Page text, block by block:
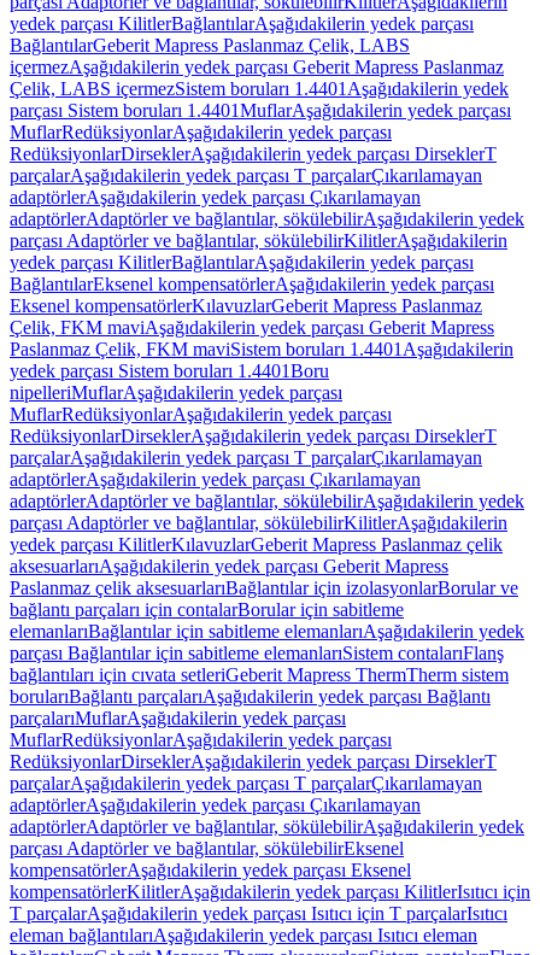
yedek parçası KilitlerBağlantılarAşağıdakilerin yedek parçası
BağlantılarGeberit Mapress Paslanmaz Çelik, LABS
içermezAşağıdakilerin yedek parçası Geberit Mapress Paslanmaz
Çelik, LABS içermezSistem boruları 1.4401 Aşağıdakilerin yedek
parçası Sistem boruları 1.4401MuflarAşağıdakilerin yedek parçası
MuflarRedüksiyonlarAşağıdakilerin yedek parçası
RedüksiyonlarDirseklerAşağıdakilerin yedek parçası DirseklerT
parçalarAşağıdakilerin yedek parçası T parçalarÇıkarılamayan
adaptörlerAşağıdakilerin yedek parçası Çıkarılamayan
adaptörlerAdaptörler ve bağlantılar, sökülebilirAşağıdakilerin yedek
parçası Adaptörler ve bağlantılar, sökülebilirKilitlerAşağıdakilerin
yedek parçası KilitlerBağlantılarAşağıdakilerin yedek parçası
BağlantılarEksenel kompensatörlerAşağıdakilerin yedek parçası
Eksenel kompensatörlerKılavuzlarGeberit Mapress Paslanmaz
Çelik, FKM maviAşağıdakilerin yedek parçası Geberit Mapress
Paslanmaz Çelik, FKM maviSistem boruları 1.4401 Aşağıdakilerin
yedek parçası Sistem boruları 1.4401Boru
nipelleriMuflarAşağıdakilerin yedek parçası
MuflarRedüksiyonlarAşağıdakilerin yedek parçası
RedüksiyonlarDirseklerAşağıdakilerin yedek parçası DirseklerT
parçalarAşağıdakilerin yedek parçası T parçalarÇıkarılamayan
adaptörlerAşağıdakilerin yedek parçası Çıkarılamayan
adaptörlerAdaptörler ve bağlantılar, sökülebilirAşağıdakilerin yedek
parçası Adaptörler ve bağlantılar, sökülebilirKilitlerAşağıdakilerin
yedek parçası KilitlerKılavuzlarGeberit Mapress Paslanmaz çelik
aksesuarlarıAşağıdakilerin yedek parçası Geberit Mapress
Paslanmaz çelik aksesuarlarıBağlantılar için izolasyonlarBorular ve
bağlantı parçaları için contalarBorular için sabitleme
elemanlarıBağlantılar için sabitleme elemanlarıAşağıdakilerin yedek
parçası Bağlantılar için sabitleme elemanlarıSistem contalarıFlanş
bağlantıları için cıvata setleriGeberit Mapress ThermTherm sistem
borularıBağlantı parçalarıAşağıdakilerin yedek parçası Bağlantı
parçalarıMuflarAşağıdakilerin yedek parçası
MuflarRedüksiyonlarAşağıdakilerin yedek parçası
RedüksiyonlarDirseklerAşağıdakilerin yedek parçası DirseklerT
parçalarAşağıdakilerin yedek parçası T parçalarÇıkarılamayan
adaptörlerAşağıdakilerin yedek parçası Çıkarılamayan
adaptörlerAdaptörler ve bağlantılar, sökülebilirAşağıdakilerin yedek
parçası Adaptörler ve bağlantılar, sökülebilirEksenel
kompensatörlerAşağıdakilerin yedek parçası Eksenel
kompensatörlerKilitlerAşağıdakilerin yedek parçası KilitlerIsıtıcı için
T parçalarAşağıdakilerin yedek parçası Isıtıcı için T parçalarIsıtıcı
eleman bağlantılarıAşağıdakilerin yedek parçası Isıtıcı eleman